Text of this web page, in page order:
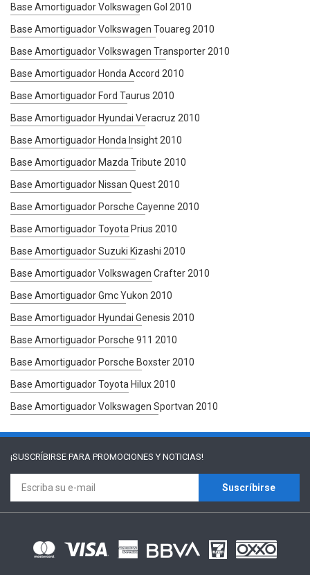
Base Amortiguador Volkswagen Gol 2010
Base Amortiguador Volkswagen Touareg 2010
Base Amortiguador Volkswagen Transporter 2010
Base Amortiguador Honda Accord 2010
Base Amortiguador Ford Taurus 2010
Base Amortiguador Hyundai Veracruz 2010
Base Amortiguador Honda Insight 2010
Base Amortiguador Mazda Tribute 2010
Base Amortiguador Nissan Quest 2010
Base Amortiguador Porsche Cayenne 2010
Base Amortiguador Toyota Prius 2010
Base Amortiguador Suzuki Kizashi 2010
Base Amortiguador Volkswagen Crafter 2010
Base Amortiguador Gmc Yukon 2010
Base Amortiguador Hyundai Genesis 2010
Base Amortiguador Porsche 911 2010
Base Amortiguador Porsche Boxster 2010
Base Amortiguador Toyota Hilux 2010
Base Amortiguador Volkswagen Sportvan 2010
¡SUSCRÍBIRSE PARA PROMOCIONES Y NOTICIAS!
Suscríbirse